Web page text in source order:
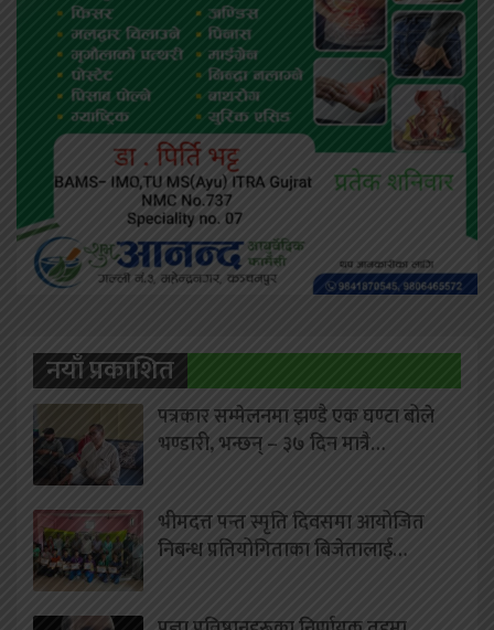
नयाँ प्रकाशित
पत्रकार सम्मेलनमा झण्डै एक घण्टा बोले
भण्डारी, भन्छन् – ३७ दिन मात्रै…
भीमदत्त पन्त स्मृति दिवसमा आयोजित
निबन्ध प्रतियोगिताका बिजेतालाई…